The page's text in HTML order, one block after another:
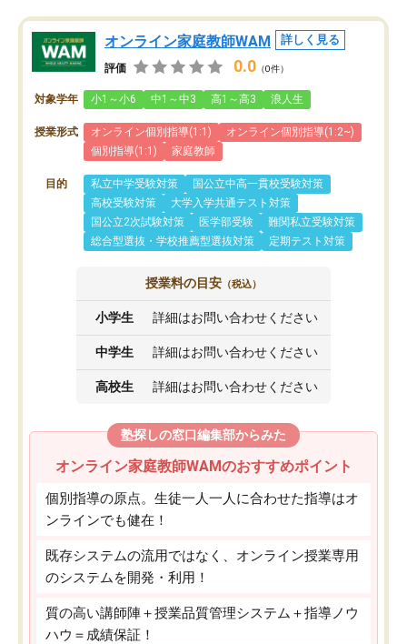
オンライン家庭教師WAM 詳しく見る
評価 0.0 （0件）
対象学年 小1～小6 中1～中3 高1～高3 浪人生
授業形式 オンライン個別指導(1:1)
オンライン個別指導(1:2~)
個別指導(1:1)
家庭教師
目的 私立中学受験対策
国公立中高一貫校受験対策
高校受験対策
大学入学共通テスト対策
国公立2次試験対策
医学部受験
難関私立受験対策
総合型選抜・学校推薦型選抜対策
定期テスト対策
授業料の目安 （税込）
小学生 詳細はお問い合わせください
中学生 詳細はお問い合わせください
高校生 詳細はお問い合わせください
塾探しの窓口編集部からみた
オンライン家庭教師WAMのおすすめポイント
個別指導の原点。生徒一人一人に合わせた指導はオ
ンラインでも健在！
既存システムの流用ではなく、オンライン授業専用
のシステムを開発・利用！
質の高い講師陣＋授業品質管理システム＋指導ノウ
ハウ＝成績保証！